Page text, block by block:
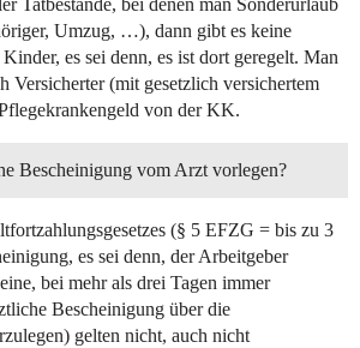
Tatbestände, bei denen man Sonderurlaub
Umzug, …), dann gibt es keine
es sei denn, es ist dort geregelt. Man
Versicherter (mit gesetzlich versichertem
von der KK.
Bescheinigung vom Arzt vorlegen?
(§ 5 EFZG = bis zu 3
es sei denn, der Arbeitgeber
bei mehr als drei Tagen immer
Bescheinigung über die
gelten nicht, auch nicht